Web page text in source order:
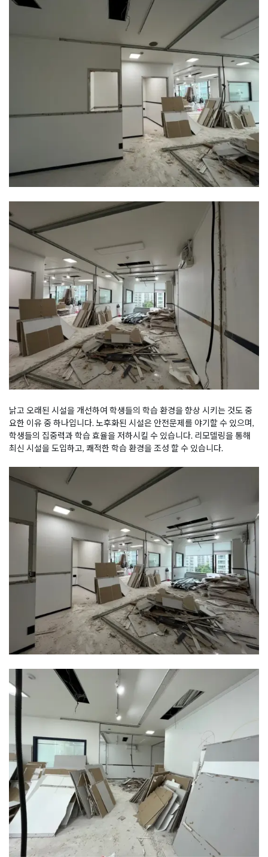
낡고 오래된 시설을 개선하여 학생들의 학습 환경을 향상 시키는 것도 중
요한 이유 중 하나입니다. 노후화된 시설은 안전문제를 야기할 수 있으며,
학생들의 집중력과 학습 효율을 저하시킬 수 있습니다. 리모델링을 통해
최신 시설을 도입하고, 쾌적한 학습 환경을 조성 할 수 있습니다.